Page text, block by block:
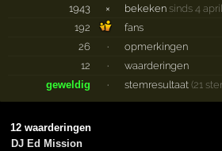
1943
× bekeken sinds 4
192
fans
26
·
opmerkingen
12
·
waarderingen
geweldig
· stemresultaat (21
12 waarderingen
DJ Ed Mission